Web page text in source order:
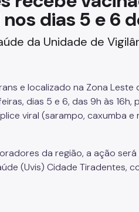
Impostos e Taxas
Legislação
Nota do Milhão
Programas e Benefícios
dias 5 e 6
da Unidade de
e localizado na Zona Leste
dias 5 e 6, das 9h às 16h,
viral (sarampo, caxumba e
da região, a ação
(Uvis) Cidade Tiradentes,